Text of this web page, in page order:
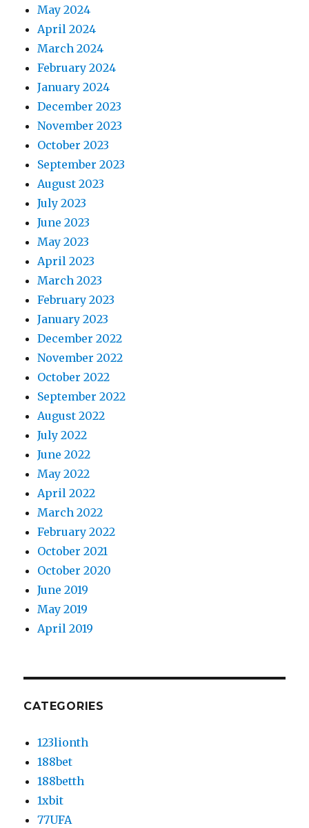
May 2024
April 2024
March 2024
February 2024
January 2024
December 2023
November 2023
October 2023
September 2023
August 2023
July 2023
June 2023
May 2023
April 2023
March 2023
February 2023
January 2023
December 2022
November 2022
October 2022
September 2022
August 2022
July 2022
June 2022
May 2022
April 2022
March 2022
February 2022
October 2021
October 2020
June 2019
May 2019
April 2019
CATEGORIES
123lionth
188bet
188betth
1xbit
77UFA